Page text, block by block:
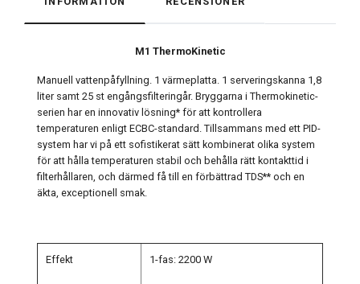
M1 ThermoKinetic
Manuell vattenpåfyllning. 1 värmeplatta. 1 serveringskanna 1,8
liter samt 25 st engångsfilteringår. Bryggarna i Thermokinetic-
serien har en innovativ lösning* för att kontrollera
temperaturen enligt ECBC-standard. Tillsammans med ett PID-
system har vi på ett sofistikerat sätt kombinerat olika system
för att hålla temperaturen stabil och behålla rätt kontakttid i
filterhållaren, och därmed få till en förbättrad TDS** och en
äkta, exceptionell smak.
Effekt 1-fas: 2200 W